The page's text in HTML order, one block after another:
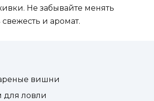
Не забывайте менять
и аромат.
вишни
для ловли